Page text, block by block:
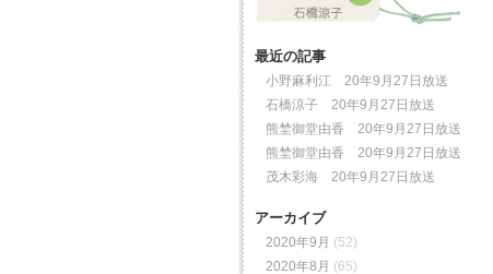
最近の記事
小野麻利江 20年9月27日放送
石橋涼子 20年9月27日放送
熊埜御堂由香 20年9月27日放送
熊埜御堂由香 20年9月27日放送
茂木彩海 20年9月27日放送
アーカイブ
2020年9月 (52)
2020年8月 (65)